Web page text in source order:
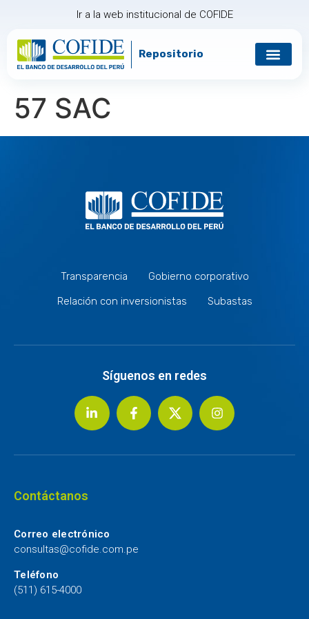
Ir a la web institucional de COFIDE
Repositorio
57 SAC
Transparencia
Gobierno corporativo
Relación con inversionistas
Subastas
Síguenos en redes
Contáctanos
Correo electrónico
consultas@cofide.com.pe
Teléfono
(511) 615-4000